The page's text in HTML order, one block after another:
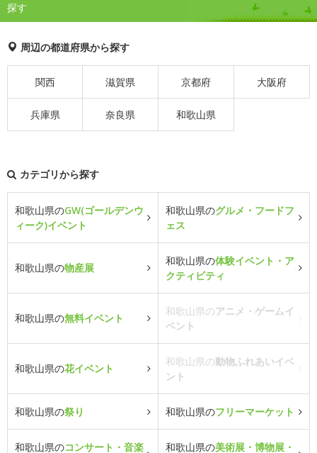
探す
周辺の都道府県から探す
関西 滋賀県 京都府 大阪府
兵庫県 奈良県 和歌山県
カテゴリから探す
和歌山県のGW(ゴールデンウ
ィーク)イベント
和歌山県のグルメ・フードフ
ェス
和歌山県の物産展
和歌山県の体験イベント・ア
クティビティ
和歌山県の無料イベント
和歌山県のアニメ・ゲームイ
ベント
和歌山県の花イベント
和歌山県の動物ふれあいイベ
ント
和歌山県の祭り 和歌山県のフリーマーケット
和歌山県のコンサート・音楽
和歌山県の美術展・博物展・